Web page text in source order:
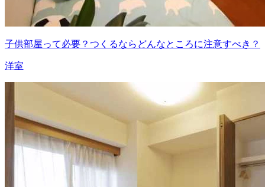
子供部屋って必要？つくるならどんなところに注意すべき？
洋室